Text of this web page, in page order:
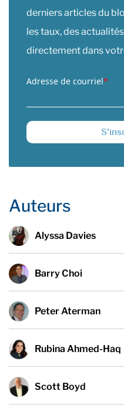
derniers articles du
les taux, des
directement dans
Adresse de courriel*
Auteurs
Alyssa Davies
Barry Choi
Peter Aterman
Rubina Ahmed-Haq
Scott Boyd